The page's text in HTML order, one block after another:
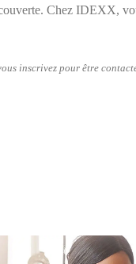
Chez IDEXX,
inscrivez pour être